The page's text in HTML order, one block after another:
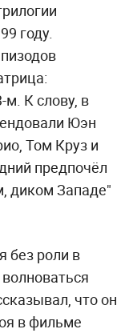
году.
м. К слову, в
Юэн
Том Круз и
предпочёл
диком Западе"
без роли в
что он
в фильме